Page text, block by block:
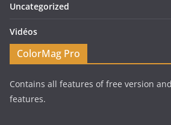
Uncategorized
Vidéos
ColorMag Pro
Contains all features of free version
features.